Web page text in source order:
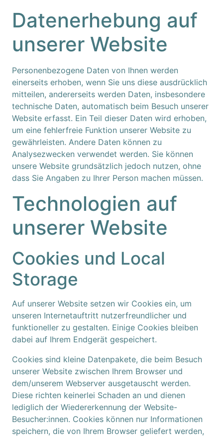
Datenerhebung auf
unserer Website
Personenbezogene Daten von Ihnen werden
einerseits erhoben, wenn Sie uns diese ausdrücklich
mitteilen, andererseits werden Daten, insbesondere
technische Daten, automatisch beim Besuch unserer
Website erfasst. Ein Teil dieser Daten wird erhoben,
um eine fehlerfreie Funktion unserer Website zu
gewährleisten. Andere Daten können zu
Analysezwecken verwendet werden. Sie können
unsere Website grundsätzlich jedoch nutzen, ohne
dass Sie Angaben zu Ihrer Person machen müssen.
Technologien auf
unserer Website
Cookies und Local
Storage
Auf unserer Website setzen wir Cookies ein, um
unseren Internetauftritt nutzerfreundlicher und
funktioneller zu gestalten. Einige Cookies bleiben
dabei auf Ihrem Endgerät gespeichert.
Cookies sind kleine Datenpakete, die beim Besuch
unserer Website zwischen Ihrem Browser und
dem/unserem Webserver ausgetauscht werden.
Diese richten keinerlei Schaden an und dienen
lediglich der Wiedererkennung der Website-
Besucher:innen. Cookies können nur Informationen
speichern, die von Ihrem Browser geliefert werden,